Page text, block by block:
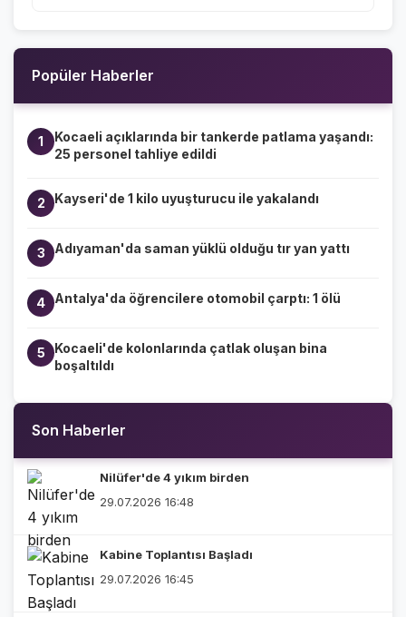
Popüler Haberler
1
Kocaeli açıklarında bir tankerde patlama yaşandı:
25 personel tahliye edildi
2 Kayseri'de 1 kilo uyuşturucu ile yakalandı
3 Adıyaman'da saman yüklü olduğu tır yan yattı
4 Antalya'da öğrencilere otomobil çarptı: 1 ölü
5
Kocaeli'de kolonlarında çatlak oluşan bina
boşaltıldı
Son Haberler
Nilüfer'de 4 yıkım birden
29.07.2026 16:48
Kabine Toplantısı Başladı
29.07.2026 16:45